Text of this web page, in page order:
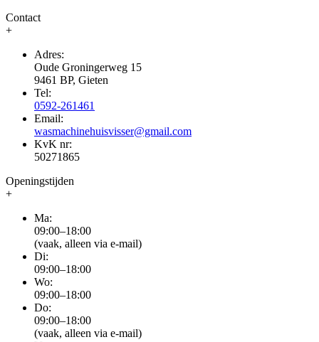
Contact
+
Adres:
Oude Groningerweg 15
9461 BP, Gieten
Tel:
0592-261461
Email:
wasmachinehuisvisser@gmail.com
KvK nr:
50271865
Openingstijden
+
Ma:
09:00–18:00
(vaak, alleen via e-mail)
Di:
09:00–18:00
Wo:
09:00–18:00
Do:
09:00–18:00
(vaak, alleen via e-mail)